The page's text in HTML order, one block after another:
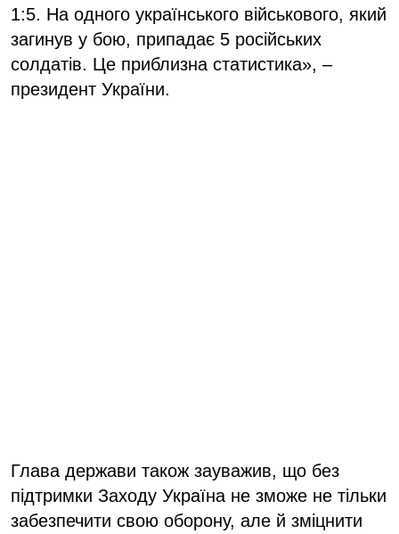
1:5. На одного українського військового, який
загинув у бою, припадає 5 російських
солдатів. Це приблизна статистика», –
президент України.
Глава держави також зауважив, що без
підтримки Заходу Україна не зможе не тільки
забезпечити свою оборону, але й зміцнити